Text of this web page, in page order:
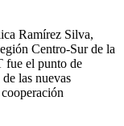
Ramírez Silva,
Centro-Sur de la
fue el punto de
las nuevas